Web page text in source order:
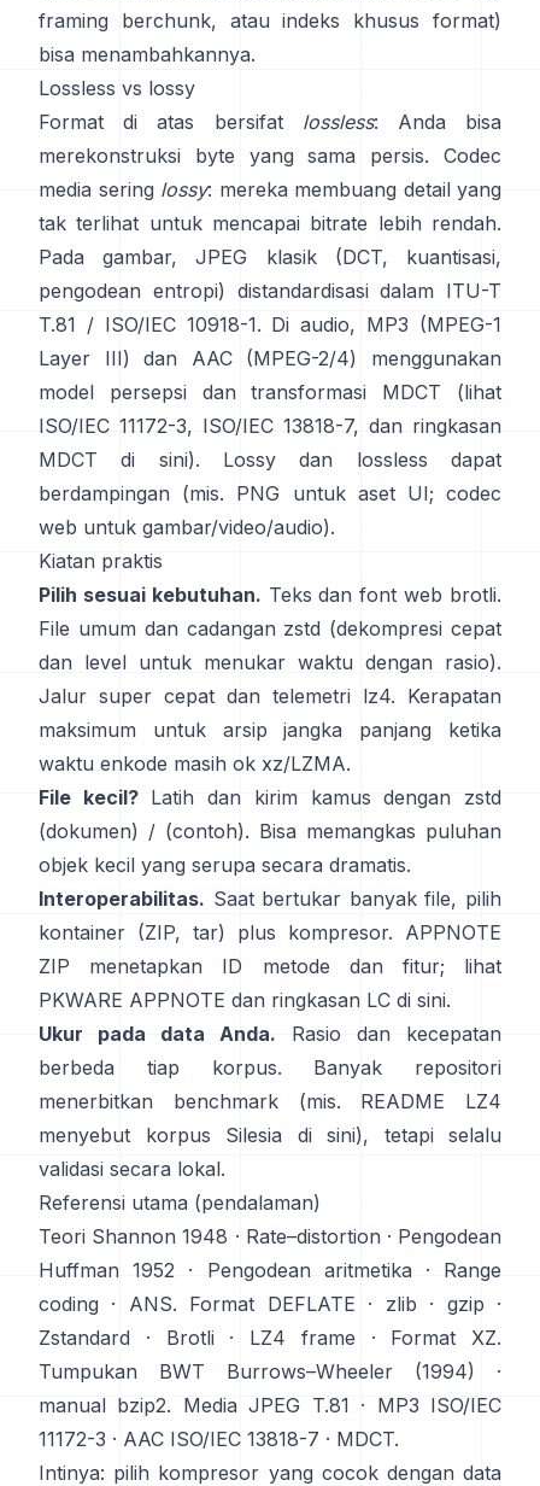
framing berchunk, atau indeks khusus format)
bisa menambahkannya.
Lossless vs lossy
Format di atas bersifat lossless: Anda bisa
merekonstruksi byte yang sama persis. Codec
media sering lossy: mereka membuang detail yang
tak terlihat untuk mencapai bitrate lebih rendah.
Pada gambar, JPEG klasik (DCT, kuantisasi,
pengodean entropi) distandardisasi dalam ITU-T
T.81 / ISO/IEC 10918-1. Di audio, MP3 (MPEG-1
Layer III) dan AAC (MPEG-2/4) menggunakan
model persepsi dan transformasi MDCT (lihat
ISO/IEC 11172-3, ISO/IEC 13818-7, dan ringkasan
MDCT
di sini). Lossy dan lossless dapat
berdampingan (mis. PNG untuk aset UI; codec
web untuk gambar/video/audio).
Kiatan praktis
Pilih sesuai kebutuhan. Teks dan font web brotli.
File umum dan cadangan zstd (dekompresi cepat
dan level untuk menukar waktu dengan rasio).
Jalur super cepat dan telemetri lz4. Kerapatan
maksimum untuk arsip jangka panjang ketika
waktu enkode masih ok xz/LZMA.
File kecil?Latih dan kirim kamus dengan zstd
(dokumen) / (contoh). Bisa memangkas puluhan
objek kecil yang serupa secara dramatis.
Interoperabilitas. Saat bertukar banyak file, pilih
kontainer (ZIP, tar) plus kompresor. APPNOTE
ZIP menetapkan ID metode dan fitur; lihat
PKWARE APPNOTE dan ringkasan LC di sini.
Ukur pada data Anda. Rasio dan kecepatan
berbeda tiap korpus. Banyak repositori
menerbitkan benchmark (mis. README LZ4
menyebut korpus Silesia
di sini), tetapi selalu
validasi secara lokal.
Referensi utama (pendalaman)
Teori Shannon 1948 · Rate–distortion · Pengodean
Huffman 1952
· Pengodean aritmetika ·
Range
coding · ANS. Format DEFLATE · zlib · gzip ·
Zstandard
· Brotli · LZ4 frame · Format XZ.
Tumpukan BWT
Burrows–Wheeler (1994)
·
manual bzip2. Media JPEG T.81 · MP3 ISO/IEC
11172-3 · AAC ISO/IEC 13818-7 · MDCT.
Intinya: pilih kompresor yang cocok dengan data